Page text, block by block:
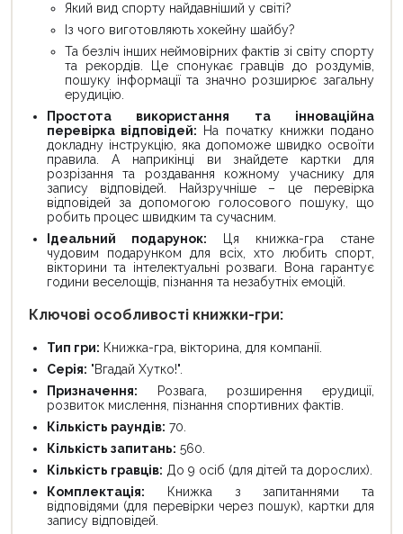
Який вид спорту найдавніший у світі?
Із чого виготовляють хокейну шайбу?
Та безліч інших неймовірних фактів зі світу спорту
та рекордів. Це спонукає гравців до роздумів,
пошуку інформації та значно розширює загальну
ерудицію.
Простота використання та інноваційна
перевірка відповідей: На початку книжки подано
докладну інструкцію, яка допоможе швидко освоїти
правила. А наприкінці ви знайдете картки для
розрізання та роздавання кожному учаснику для
запису відповідей. Найзручніше – це перевірка
відповідей за допомогою голосового пошуку, що
робить процес швидким та сучасним.
Ідеальний подарунок: Ця книжка-гра стане
чудовим подарунком для всіх, хто любить спорт,
вікторини та інтелектуальні розваги. Вона гарантує
години веселощів, пізнання та незабутніх емоцій.
Ключові особливості книжки-гри:
Тип гри: Книжка-гра, вікторина, для компанії.
Серія: "Вгадай Хутко!".
Призначення: Розвага, розширення ерудиції,
розвиток мислення, пізнання спортивних фактів.
Кількість раундів: 70.
Кількість запитань: 560.
Кількість гравців: До 9 осіб (для дітей та дорослих).
Комплектація: Книжка з запитаннями та
відповідями (для перевірки через пошук), картки для
запису відповідей.